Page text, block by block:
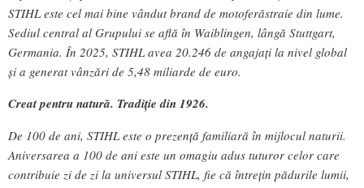
STIHL este cel mai bine vândut brand de motoferăstraie din lume.
Sediul central al Grupului se află în Waiblingen, lângă Stuttgart,
Germania. În 2025, STIHL avea 20.246 de angajați la nivel global
și a generat vânzări de 5,48 miliarde de euro.
Creat pentru natură. Tradiţie din 1926.
De 100 de ani, STIHL este o prezență familiară în mijlocul naturii.
Aniversarea a 100 de ani este un omagiu adus tuturor celor care
contribuie zi de zi la universul STIHL, fie că întrețin pădurile lumii,